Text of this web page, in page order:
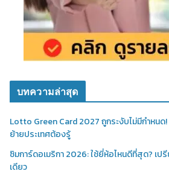
บทความล่าสุด
Lotto Green Card 2027 ถูกระงับไม่มีกำหน
ย้ายประเทศต้องรู้
ซิมการ์ดอเมริกา 2026: ใช้ยี่ห้อไหนดีที่สุด? เป
เดียว